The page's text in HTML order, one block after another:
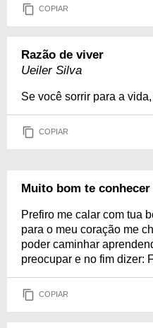
COPIAR
Razão de viver
Ueiler Silva
Se você sorrir para a
COPIAR
Muito bom te conhecer
Prefiro me calar com tua
para o meu coração me
poder caminhar
preocupar e no fim dizer:
COPIAR